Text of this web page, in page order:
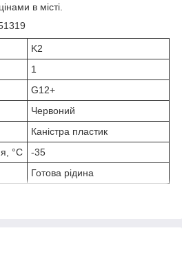
в місті.
K2
1
G12+
Червоний
Каністра пластик
°C
-35
Готова рідина